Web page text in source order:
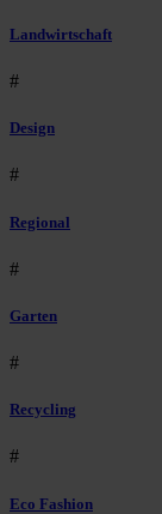
Landwirtschaft
#
Design
#
Regional
#
Garten
#
Recycling
#
Eco Fashion